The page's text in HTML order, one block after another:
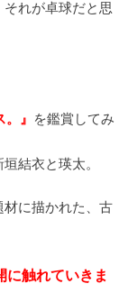
れが卓球だと思
。』 を鑑賞してみ
結衣と瑛太。
に描かれた、古
に触れていきま